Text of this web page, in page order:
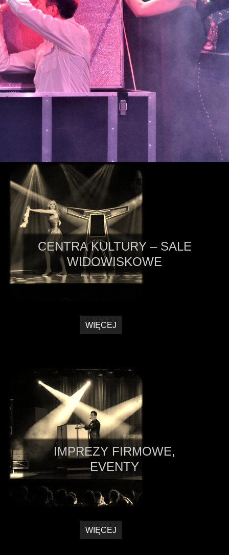
CENTRA KULTURY – SALE
WIDOWISKOWE
WIĘCEJ
IMPREZY FIRMOWE,
EVENTY
WIĘCEJ